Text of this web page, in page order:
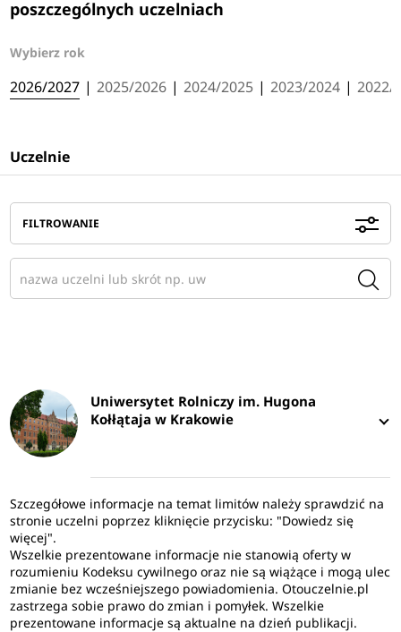
poszczególnych uczelniach
Wybierz rok
2026/2027 | 2025/2026 | 2024/2025 | 2023/2024 | 2022/
Uczelnie
FILTROWANIE
Uniwersytet Rolniczy im. Hugona
Kołłątaja w Krakowie
Szczegółowe informacje na temat limitów należy sprawdzić na
stronie uczelni poprzez kliknięcie przycisku: "Dowiedz się
więcej".
Wszelkie prezentowane informacje nie stanowią oferty w
rozumieniu Kodeksu cywilnego oraz nie są wiążące i mogą ulec
zmianie bez wcześniejszego powiadomienia. Otouczelnie.pl
zastrzega sobie prawo do zmian i pomyłek. Wszelkie
prezentowane informacje są aktualne na dzień publikacji.